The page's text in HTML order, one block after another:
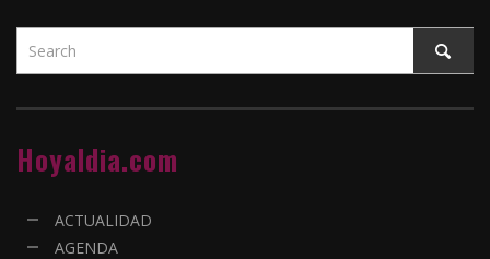
Hoyaldia.com
ACTUALIDAD
AGENDA